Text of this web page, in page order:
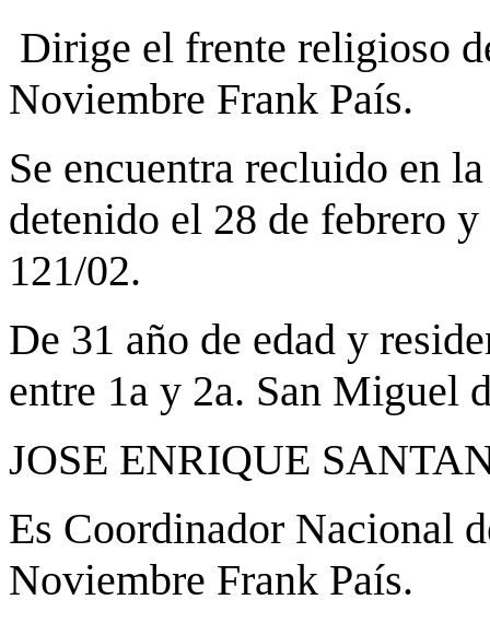
Dirige el frente religioso
Noviembre Frank País.
Se encuentra recluido en
detenido el 28 de febrero
121/02.
De 31 año de edad y
entre 1a y 2a. San Miguel
JOSE ENRIQUE
Es Coordinador Nacional
Noviembre Frank País.